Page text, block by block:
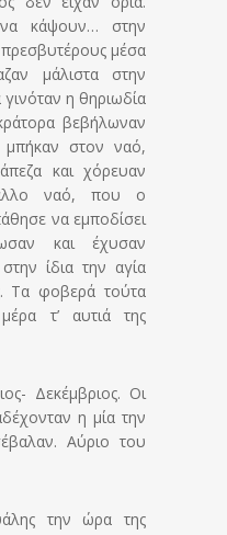
κάψουν… στην
μέσα
μάλιστα στην
η θηριωδία
βεβήλωναν
στον ναό,
και χόρευαν
ναό, που ο
να εμποδίσει
και έχυσαν
ίδια την αγία
Τα φοβερά τούτα
τ’ αυτιά της
Δεκέμβριος. Οι
η μία την
Αύριο του
την ώρα της